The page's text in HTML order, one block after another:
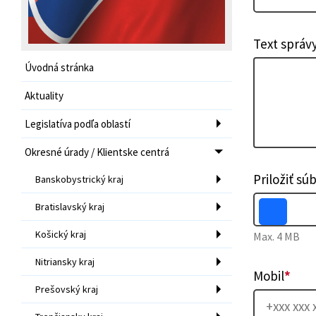
Úvodná stránka
Aktuality
Legislatíva podľa oblastí
Okresné úrady / Klientske centrá
Banskobystrický kraj
Bratislavský kraj
Košický kraj
Nitriansky kraj
Prešovský kraj
Text
Priložiť
Max. 4 MB
Mobil*